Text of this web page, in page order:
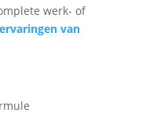
werk- of
van